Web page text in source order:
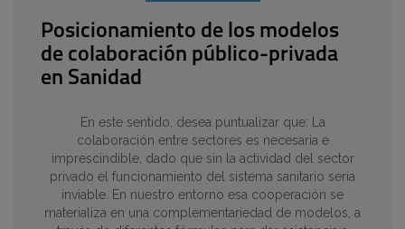
Posicionamiento de los modelos
de colaboración público-privada
en Sanidad
En este sentido, desea puntualizar que: La
colaboración entre sectores es necesaria e
imprescindible, dado que sin la actividad del sector
privado el funcionamiento del sistema sanitario sería
inviable. En nuestro entorno esa cooperación se
materializa en una complementariedad de modelos, a